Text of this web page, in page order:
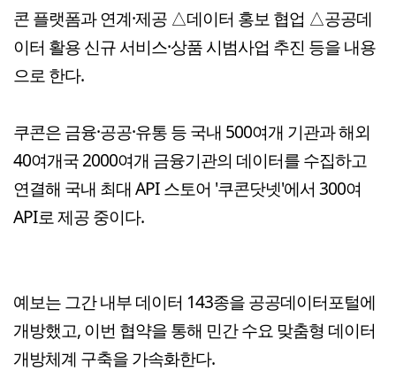
콘 플랫폼과 연계·제공 △데이터 홍보 협업 △공공데
이터 활용 신규 서비스·상품 시범사업 추진 등을 내용
으로 한다.
쿠콘은 금융·공공·유통 등 국내 500여개 기관과 해외
40여개국 2000여개 금융기관의 데이터를 수집하고
연결해 국내 최대 API 스토어 '쿠콘닷넷'에서 300여
API로 제공 중이다.
예보는 그간 내부 데이터 143종을 공공데이터포털에
개방했고, 이번 협약을 통해 민간 수요 맞춤형 데이터
개방체계 구축을 가속화한다.